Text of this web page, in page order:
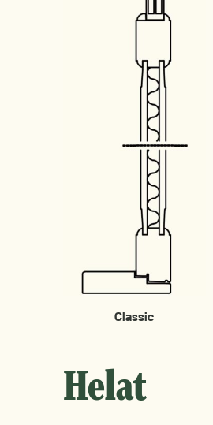
Classic
Helat